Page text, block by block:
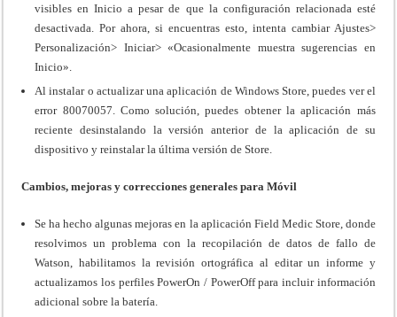
visibles en Inicio a pesar de que la configuración relacionada esté
desactivada. Por ahora, si encuentras esto, intenta cambiar Ajustes>
Personalización> Iniciar> «Ocasionalmente muestra sugerencias en
Inicio».
Al instalar o actualizar una aplicación de Windows Store, puedes ver el
error 80070057. Como solución, puedes obtener la aplicación más
reciente desinstalando la versión anterior de la aplicación de su
dispositivo y reinstalar la última versión de Store.
Cambios, mejoras y correcciones generales para Móvil
Se ha hecho algunas mejoras en la aplicación Field Medic Store, donde
resolvimos un problema con la recopilación de datos de fallo de
Watson, habilitamos la revisión ortográfica al editar un informe y
actualizamos los perfiles PowerOn / PowerOff para incluir información
adicional sobre la batería.